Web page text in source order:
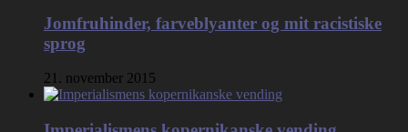
Jomfruhinder, farveblyanter og mit racistiske
sprog
21. november 2015